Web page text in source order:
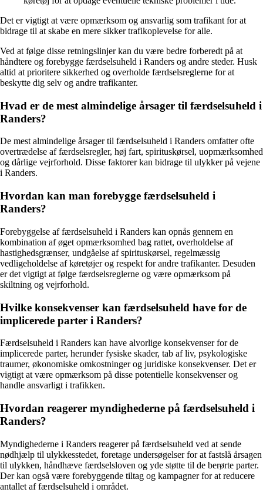
Det er vigtigt at være opmærksom og ansvarlig som trafikant for at
bidrage til at skabe en mere sikker trafikoplevelse for alle.
Ved at følge disse retningslinjer kan du være bedre forberedt på at
håndtere og forebygge færdselsuheld i Randers og andre steder. Husk
altid at prioritere sikkerhed og overholde færdselsreglerne for at
beskytte dig selv og andre trafikanter.
Hvad er de mest almindelige årsager til færdselsuheld i
Randers?
De mest almindelige årsager til færdselsuheld i Randers omfatter ofte
overtrædelse af færdselsregler, høj fart, spirituskørsel, uopmærksomhed
og dårlige vejrforhold. Disse faktorer kan bidrage til ulykker på vejene
i Randers.
Hvordan kan man forebygge færdselsuheld i
Randers?
Forebyggelse af færdselsuheld i Randers kan opnås gennem en
kombination af øget opmærksomhed bag rattet, overholdelse af
hastighedsgrænser, undgåelse af spirituskørsel, regelmæssig
vedligeholdelse af køretøjer og respekt for andre trafikanter. Desuden
er det vigtigt at følge færdselsreglerne og være opmærksom på
skiltning og vejrforhold.
Hvilke konsekvenser kan færdselsuheld have for de
implicerede parter i Randers?
Færdselsuheld i Randers kan have alvorlige konsekvenser for de
implicerede parter, herunder fysiske skader, tab af liv, psykologiske
traumer, økonomiske omkostninger og juridiske konsekvenser. Det er
vigtigt at være opmærksom på disse potentielle konsekvenser og
handle ansvarligt i trafikken.
Hvordan reagerer myndighederne på færdselsuheld i
Randers?
Myndighederne i Randers reagerer på færdselsuheld ved at sende
nødhjælp til ulykkesstedet, foretage undersøgelser for at fastslå årsagen
til ulykken, håndhæve færdselsloven og yde støtte til de berørte parter.
Der kan også være forebyggende tiltag og kampagner for at reducere
antallet af færdselsuheld i området.